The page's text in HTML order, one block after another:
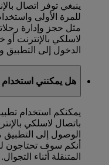
ينبغي توفر اتصال
للمرة الأولى
مثل حجز وإدارة
لاسلكي بالإنترنت أو
الدخول إلى التطبيق
هل يمكنني استخدام
يمكنكم استخدام
باتصال لاسلكي
أنكم سوف تحتاجون
المتنقلة أثناء التجوال.